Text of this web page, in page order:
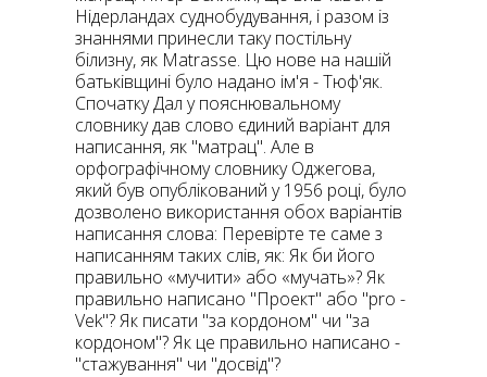
Нідерландах суднобудування, і разом із
знаннями принесли таку постільну
білизну, як Matrasse. Цю нове на нашій
батьківщині було надано ім'я - Тюф'як.
Спочатку Дал у пояснювальному
словнику дав слово єдиний варіант для
написання, як "матрац". Але в
орфографічному словнику Оджегова,
який був опублікований у 1956 році, було
дозволено використання обох варіантів
написання слова: Перевірте те саме з
написанням таких слів, як: Як би його
правильно «мучити» або «мучать»? Як
правильно написано "Проект" або "pro -
Vek"? Як писати "за кордоном" чи "за
кордоном"? Як це правильно написано -
"стажування" чи "досвід"?